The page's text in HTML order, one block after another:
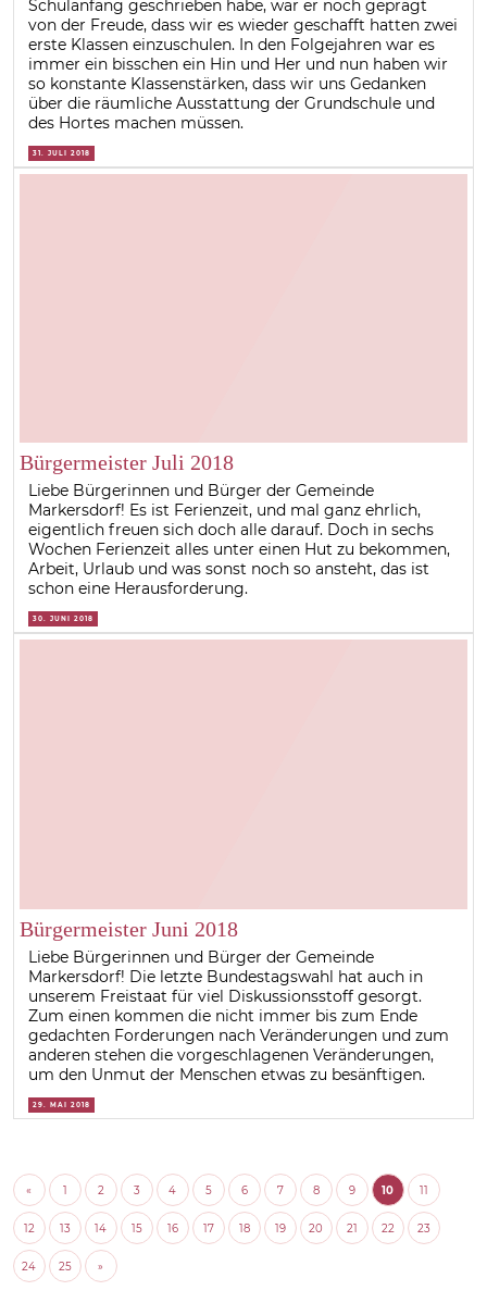
Schulanfang geschrieben habe, war er noch geprägt
von der Freude, dass wir es wieder geschafft hatten zwei
erste Klassen einzuschulen. In den Folgejahren war es
immer ein bisschen ein Hin und Her und nun haben wir
so konstante Klassenstärken, dass wir uns Gedanken
über die räumliche Ausstattung der Grundschule und
des Hortes machen müssen.
31. JULI 2018
Bürgermeister Juli 2018
Liebe Bürgerinnen und Bürger der Gemeinde
Markersdorf! Es ist Ferienzeit, und mal ganz ehrlich,
eigentlich freuen sich doch alle darauf. Doch in sechs
Wochen Ferienzeit alles unter einen Hut zu bekommen,
Arbeit, Urlaub und was sonst noch so ansteht, das ist
schon eine Herausforderung.
30. JUNI 2018
Bürgermeister Juni 2018
Liebe Bürgerinnen und Bürger der Gemeinde
Markersdorf! Die letzte Bundestagswahl hat auch in
unserem Freistaat für viel Diskussionsstoff gesorgt.
Zum einen kommen die nicht immer bis zum Ende
gedachten Forderungen nach Veränderungen und zum
anderen stehen die vorgeschlagenen Veränderungen,
um den Unmut der Menschen etwas zu besänftigen.
29. MAI 2018
« 1 2 3 4 5 6 7 8 9 10 11
12 13 14 15 16 17 18 19 20 21 22 23
24 25 »